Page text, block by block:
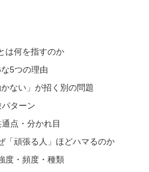
は何を指すのか
5つの理由
ない」が招く別の問題
ターン
点・分かれ目
「頑張る人」ほどハマるのか
度・頻度・種類